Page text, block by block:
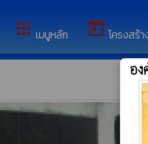
apps เมนูหลัก today โครงสร้
ยินดีต้อนรับสู่เ
อ